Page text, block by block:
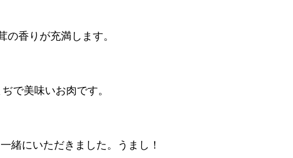
香りが充満します。
で美味いお肉です。
緒にいただきました。うまし！